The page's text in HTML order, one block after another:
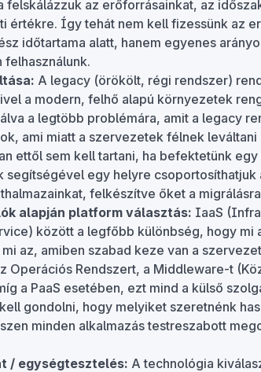
felskálázzuk az erőforrásainkat, az
értékre. Így tehát nem kell fizessünk az
időtartama alatt, hanem egyenes
A legacy (örökölt, régi rendszer)
a modern, felhő alapú környezetek
a legtöbb problémára, amit a legacy
ami miatt a szervezetek félnek
ettől sem kell tartani, ha befektetünk
segítségével egy helyre csoportosíthatjuk
felkészítve őket a
alapján platform választás: IaaS
között a legfőbb különbség, hogy mi
az, amiben szabad keze van a
Operációs Rendszert, a Middleware-t
a PaaS esetében, ezt mind a külső
gondolni, hogy melyiket szeretnénk
minden alkalmazás testreszabott
/ egységtesztelés: A technológia